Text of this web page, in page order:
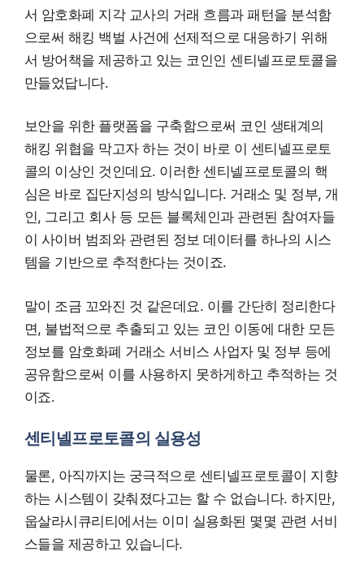
서 암호화폐 지각 교사의 거래 흐름과 패턴을 분석함
으로써 해킹 백벌 사건에 선제적으로 대응하기 위해
서 방어책을 제공하고 있는 코인인 센티넬프로토콜을
만들었답니다.
보안을 위한 플랫폼을 구축함으로써 코인 생태계의
해킹 위협을 막고자 하는 것이 바로 이 센티넬프로토
콜의 이상인 것인데요. 이러한 센티넬프로토콜의 핵
심은 바로 집단지성의 방식입니다. 거래소 및 정부, 개
인, 그리고 회사 등 모든 블록체인과 관련된 참여자들
이 사이버 범죄와 관련된 정보 데이터를 하나의 시스
템을 기반으로 추적한다는 것이죠.
말이 조금 꼬와진 것 같은데요. 이를 간단히 정리한다
면, 불법적으로 추출되고 있는 코인 이동에 대한 모든
정보를 암호화폐 거래소 서비스 사업자 및 정부 등에
공유함으로써 이를 사용하지 못하게하고 추적하는 것
이죠.
센티넬프로토콜의 실용성
물론, 아직까지는 궁극적으로 센티넬프로토콜이 지향
하는 시스템이 갖춰졌다고는 할 수 없습니다. 하지만,
웁살라시큐리티에서는 이미 실용화된 몇몇 관련 서비
스들을 제공하고 있습니다.